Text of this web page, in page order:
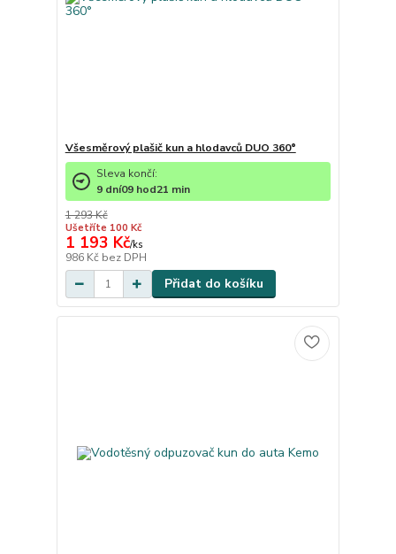
Všesměrový plašič kun a hlodavců DUO 360°
1 293 Kč
Ušetříte 100 Kč
1 193 Kč/ks
986 Kč bez DPH
Sleva končí:
9 dní09 hod21 min
Přidat do košíku